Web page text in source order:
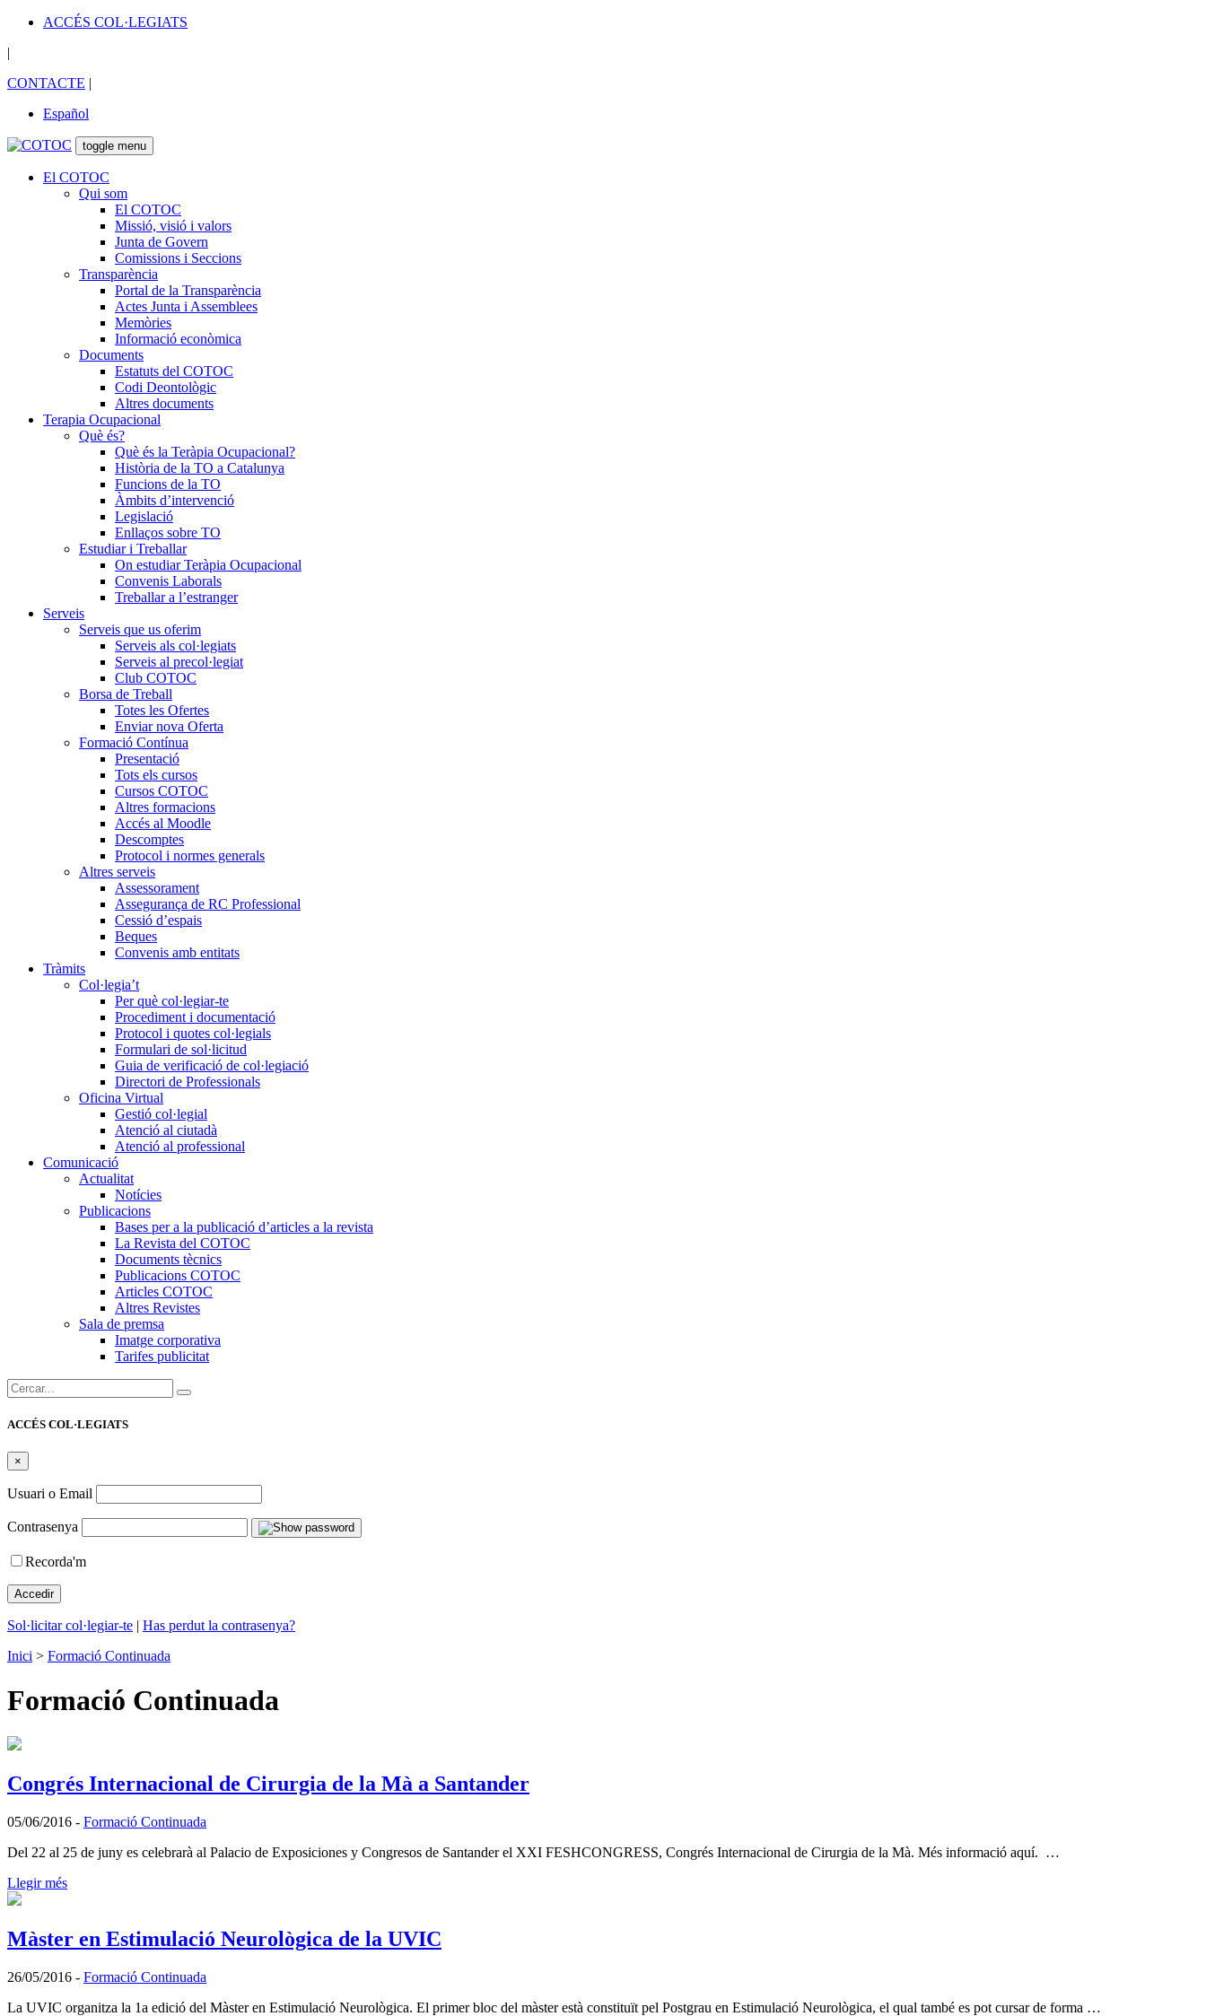
ACCÉS COL·LEGIATS
|
CONTACTE |
Español
toggle menu
El COTOC
Qui som
El COTOC
Missió, visió i valors
Junta de Govern
Comissions i Seccions
Transparència
Portal de la Transparència
Actes Junta i Assemblees
Memòries
Informació econòmica
Documents
Estatuts del COTOC
Codi Deontològic
Altres documents
Terapia Ocupacional
Què és?
Què és la Teràpia Ocupacional?
Història de la TO a Catalunya
Funcions de la TO
Àmbits d’intervenció
Legislació
Enllaços sobre TO
Estudiar i Treballar
On estudiar Teràpia Ocupacional
Convenis Laborals
Treballar a l’estranger
Serveis
Serveis que us oferim
Serveis als col·legiats
Serveis al precol·legiat
Club COTOC
Borsa de Treball
Totes les Ofertes
Enviar nova Oferta
Formació Contínua
Presentació
Tots els cursos
Cursos COTOC
Altres formacions
Accés al Moodle
Descomptes
Protocol i normes generals
Altres serveis
Assessorament
Assegurança de RC Professional
Cessió d’espais
Beques
Convenis amb entitats
Tràmits
Col·legia’t
Per què col·legiar-te
Procediment i documentació
Protocol i quotes col·legials
Formulari de sol·licitud
Guia de verificació de col·legiació
Directori de Professionals
Oficina Virtual
Gestió col·legial
Atenció al ciutadà
Atenció al professional
Comunicació
Actualitat
Notícies
Publicacions
Bases per a la publicació d’articles a la revista
La Revista del COTOC
Documents tècnics
Publicacions COTOC
Articles COTOC
Altres Revistes
Sala de premsa
Imatge corporativa
Tarifes publicitat
Cercar:
ACCÉS COL·LEGIATS
×
Usuari o Email
Contrasenya
Recorda'm
Sol·licitar col·legiar-te | Has perdut la contrasenya?
Inici > Formació Continuada
Formació Continuada
Congrés Internacional de Cirurgia de la Mà a Santander
05/06/2016 - Formació Continuada
Del 22 al 25 de juny es celebrarà al Palacio de Exposiciones y Congresos de Santander el XXI FESHCONGRESS, Congrés Internacional de Cirurgia de la Mà. Més informació aquí. …
Llegir més
Màster en Estimulació Neurològica de la UVIC
26/05/2016 - Formació Continuada
La UVIC organitza la 1a edició del Màster en Estimulació Neurològica. El primer bloc del màster està constituït pel Postgrau en Estimulació Neurològica, el qual també es pot cursar de forma …